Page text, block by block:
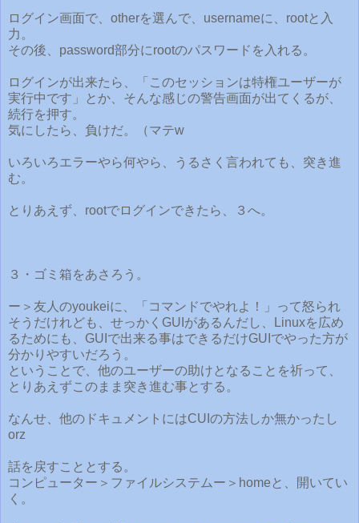
ログイン画面で、otherを選んで、usernameに、rootと入
力。
その後、password部分にrootのパスワードを入れる。
ログインが出来たら、「このセッションは特権ユーザーが
実行中です」とか、そんな感じの警告画面が出てくるが、
続行を押す。
気にしたら、負けだ。（マテw
いろいろエラーやら何やら、うるさく言われても、突き進
む。
とりあえず、rootでログインできたら、３へ。
３・ゴミ箱をあさろう。
ー＞友人のyoukeiに、「コマンドでやれよ！」って怒られ
そうだけれども、せっかくGUIがあるんだし、Linuxを広め
るためにも、GUIで出来る事はできるだけGUIでやった方が
分かりやすいだろう。
ということで、他のユーザーの助けとなることを祈って、
とりあえずこのまま突き進む事とする。
なんせ、他のドキュメントにはCUIの方法しか無かったし
orz
話を戻すこととする。
コンピューター＞ファイルシステムー＞homeと、開いてい
く。